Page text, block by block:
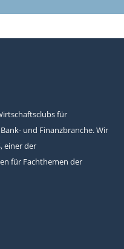
für
und Finanzbranche. Wir
einer der
für Fachthemen der